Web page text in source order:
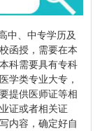
中、中专学历及
函授，需要在本
科需要具有专科
学类专业大专，
提供医师证等相
证或者相关证
内容，确定好自